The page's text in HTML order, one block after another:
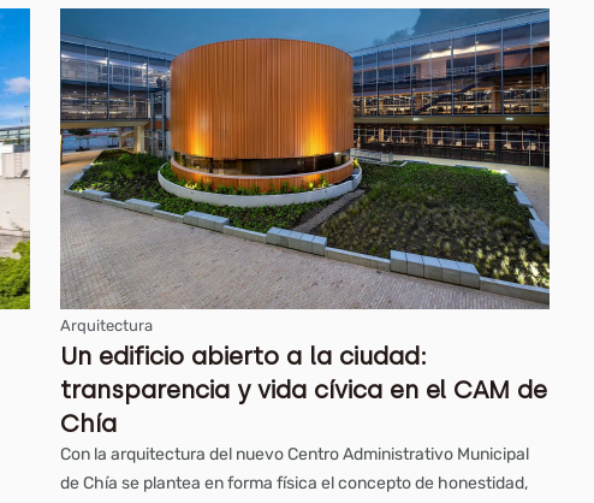
Arquitectura
Un edificio abierto a la ciudad:
transparencia y vida cívica en el CAM de
Chía
Con la arquitectura del nuevo Centro Administrativo Municipal
de Chía se plantea en forma física el concepto de honestidad,